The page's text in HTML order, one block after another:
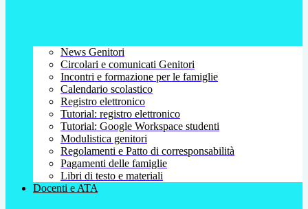
News Genitori
Circolari e comunicati Genitori
Incontri e formazione per le famiglie
Calendario scolastico
Registro elettronico
Tutorial: registro elettronico
Tutorial: Google Workspace studenti
Modulistica genitori
Regolamenti e Patto di corresponsabilità
Pagamenti delle famiglie
Libri di testo e materiali
Docenti e ATA